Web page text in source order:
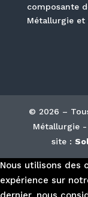
composante
Métallurgie et
© 2026 –
Métallurgie -
site :
Nous utilisons des
expérience sur